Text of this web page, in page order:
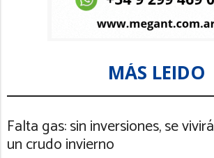
MÁS LEIDO
Falta gas: sin inversiones, se vivirá
un crudo invierno